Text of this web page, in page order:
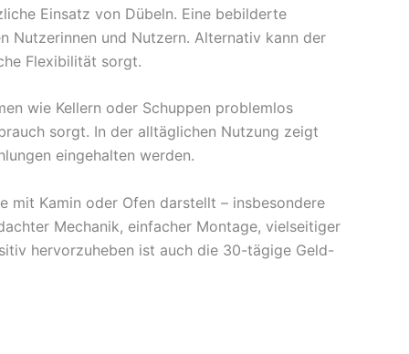
Einsatz von Dübeln. Eine bebilderte
Nutzerinnen und Nutzern. Alternativ kann der
Flexibilität sorgt.
wie Kellern oder Schuppen problemlos
sorgt. In der alltäglichen Nutzung zeigt
eingehalten werden.
mit Kamin oder Ofen darstellt – insbesondere
Mechanik, einfacher Montage, vielseitiger
hervorzuheben ist auch die 30-tägige Geld-